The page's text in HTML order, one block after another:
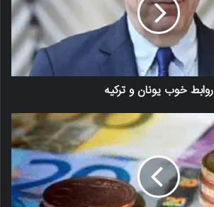
روابط خوب یونان و ترکیه